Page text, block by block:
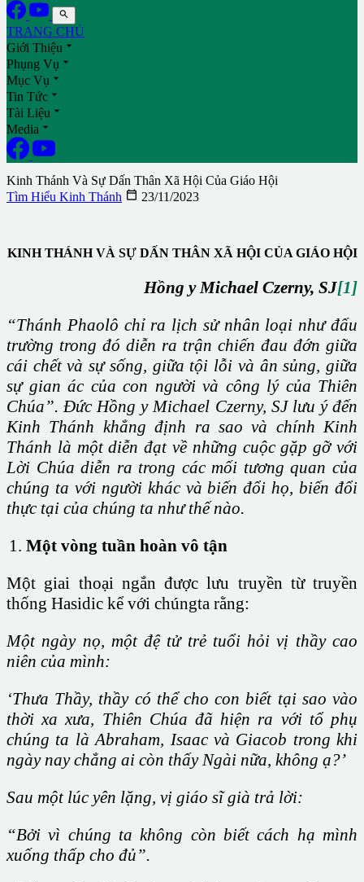

TRANG CHỦ
Giới Thiệu 
Phụng Vụ 
Mục Vụ 
Tin Tức 
Tài Liệu 
Media 
Kinh Thánh Và Sự Dấn Thân Xã Hội Của Giáo Hội
Tìm Hiểu Kinh Thánh  23/11/2023
KINH THÁNH VÀ SỰ DẤN THÂN XÃ HỘI CỦA GIÁO HỘI
Hồng y Michael Czerny, SJ[1]
“Thánh Phaolô chỉ ra lịch sử nhân loại như đấu
trường trong đó diễn ra trận chiến đau đớn giữa
cái chết và sự sống, giữa tội lỗi và ân sủng, giữa
sự gian ác của con người và công lý của Thiên
Chúa”. Đức Hồng y Michael Czerny, SJ lưu ý đến
Kinh Thánh khẳng định ra sao và chính Kinh
Thánh là một diễn đạt về những cuộc gặp gỡ với
Lời Chúa diễn ra trong các mối tương quan của
chúng ta với người khác và biến đổi họ, biến đổi
thực tại của chúng ta như thế nào.
Một vòng tuần hoàn vô tận
Một giai thoại ngắn được lưu truyền từ truyền
thống Hasidic kể với chúngta rằng:
Một ngày nọ, một đệ tử trẻ tuổi hỏi vị thầy cao
niên của mình:
‘Thưa Thầy, thầy có thể cho con biết tại sao vào
thời xa xưa, Thiên Chúa đã hiện ra với tổ phụ
chúng ta là Abraham, Isaac và Giacob trong khi
ngày nay chẳng ai còn thấy Ngài nữa, không ạ?’
Sau một lúc yên lặng, vị giáo sĩ già trả lời:
“Bởi vì chúng ta không còn biết cách hạ mình
xuống thấp cho đủ”.